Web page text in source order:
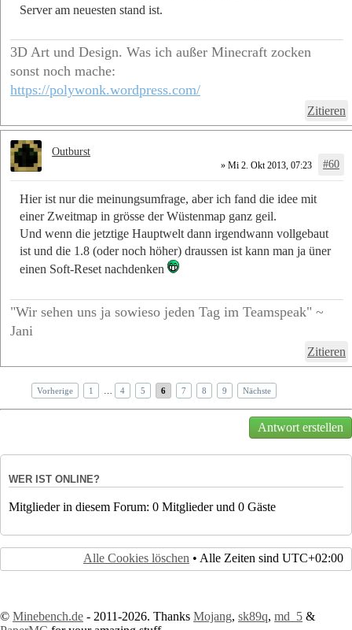
Server am neuesten stand ist.
3D Art und Design. Was ich außer Minecraft zocken
sonst noch mache:
https://polywonk.wordpress.com/
Zitieren
» Mi 2. Okt 2013, 07:23 #60
Hier ist nur die meinungsumfrage, aber ich fand die idee mit
einer Zweitmap in grösse der Wüstenmap ganz geil.
Und wenn die jetztige Hauptwelt dann irgendwann vollgebaut
ist und die 1.8 (oder noch höher) draussen ist kann man ja üner
einen Soft-Reset nachdenken
"Wir sehen uns ja sowieso jeden Tag im Teamspeak" ~
Jani
Zitieren
Outburst
Vorherige 1 4 5 6 7 8 9 Nächste
Antwort erstellen
WER IST ONLINE?
Mitglieder in diesem Forum: 0 Mitglieder und 0 Gäste
Alle Cookies löschen • Alle Zeiten sind UTC+02:00
© Minebench.de - 2011-2026. Thanks Mojang, sk89q, md_5 &